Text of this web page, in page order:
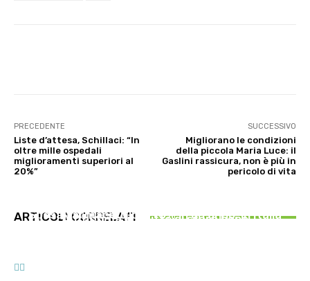
PRECEDENTE
Liste d’attesa, Schillaci: “In
oltre mille ospedali
miglioramenti superiori al
20%”
SUCCESSIVO
Migliorano le condizioni
della piccola Maria Luce: il
Gaslini rassicura, non è più in
pericolo di vita
ARTICOLI CORRELATI
Autostima: il diritto di stare bene
Spesa farmaceutica: +6% in un anno, in Italia
Alimentazione nei mesi caldi: come sostenere